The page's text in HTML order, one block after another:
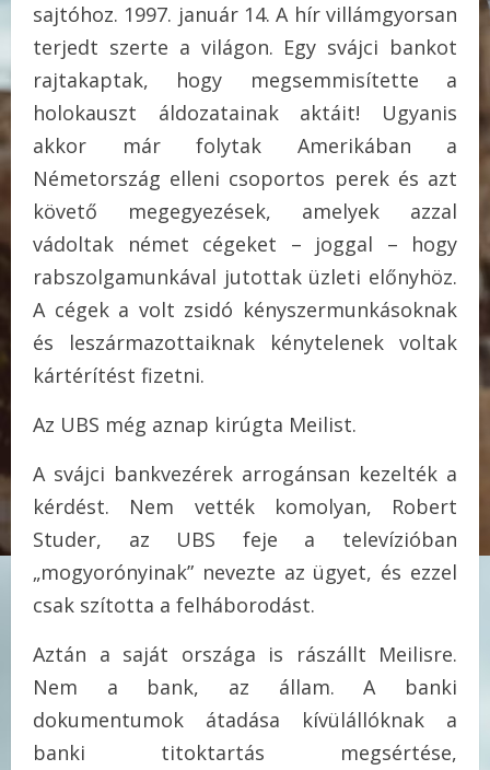
sajtóhoz. 1997. január 14. A hír villámgyorsan
terjedt szerte a világon. Egy svájci bankot
rajtakaptak, hogy megsemmisítette a
holokauszt áldozatainak aktáit! Ugyanis
akkor már folytak Amerikában a
Németország elleni csoportos perek és azt
követő megegyezések, amelyek azzal
vádoltak német cégeket – joggal – hogy
rabszolgamunkával jutottak üzleti előnyhöz.
A cégek a volt zsidó kényszermunkásoknak
és leszármazottaiknak kénytelenek voltak
kártérítést fizetni.
Az UBS még aznap kirúgta Meilist.
A svájci bankvezérek arrogánsan kezelték a
kérdést. Nem vették komolyan, Robert
Studer, az UBS feje a televízióban
„mogyorónyinak” nevezte az ügyet, és ezzel
csak szította a felháborodást.
Aztán a saját országa is rászállt Meilisre.
Nem a bank, az állam. A banki
dokumentumok átadása kívülállóknak a
banki titoktartás megsértése,